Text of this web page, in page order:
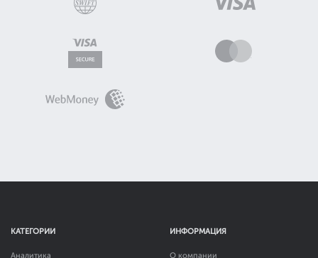
КАТЕГОРИИ
Аналитика
ИНФОРМАЦИЯ
О компании